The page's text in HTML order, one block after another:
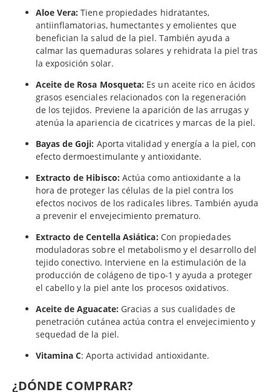
Aloe Vera: Tiene propiedades hidratantes,
antiinflamatorias, humectantes y emolientes que
benefician la salud de la piel. También ayuda a
calmar las quemaduras solares y rehidrata la piel tras
la exposición solar.
Aceite de Rosa Mosqueta: Es un aceite rico en ácidos
grasos esenciales relacionados con la regeneración
de los tejidos. Previene la aparición de las arrugas y
atenúa la apariencia de cicatrices y marcas de la piel.
Bayas de Goji: Aporta vitalidad y energía a la piel, con
efecto dermoestimulante y antioxidante.
Extracto de Hibisco: Actúa como antioxidante a la
hora de proteger las células de la piel contra los
efectos nocivos de los radicales libres. También ayuda
a prevenir el envejecimiento prematuro.
Extracto de Centella Asiática: Con propiedades
moduladoras sobre el metabolismo y el desarrollo del
tejido conectivo. Interviene en la estimulación de la
producción de colágeno de tipo-1 y ayuda a proteger
el cabello y la piel ante los procesos oxidativos.
Aceite de Aguacate: Gracias a sus cualidades de
penetración cutánea actúa contra el envejecimiento y
sequedad de la piel.
Vitamina C: Aporta actividad antioxidante.
¿DÓNDE COMPRAR?